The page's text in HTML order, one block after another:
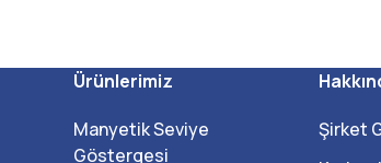
Ürünlerimiz
Manyetik Seviye
Göstergesi
Şirket